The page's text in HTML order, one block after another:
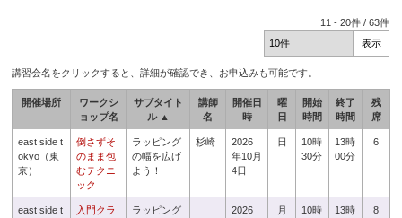
11 -20件 /63件
講習会名をクリックすると、詳細が確認でき、お申込みも可能です。
開催場所
ワークシ
ョップ名
サブタイト
ル ▲
講師
名
開催日
時
曜
日
開始
時間
終了
時間
残
席
east side t
okyo（東
京）
倒さずそ
のまま包
むテクニ
ック
ラッピング
の幅を広げ
よう！
杉崎
2026
年10月
4日
日
10時
30分
13時
00分
6
east side t
入門クラ
ラッピング
2026
月
10時
13時
8